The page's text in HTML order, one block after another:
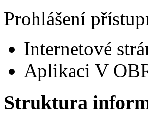
Prohlášení
Internetové
Aplikaci V
Struktura